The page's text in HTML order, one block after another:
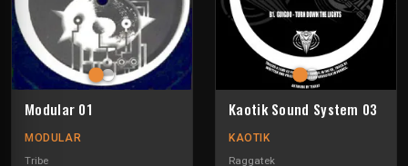
Modular 01
MODULAR
Tribe
Kaotik Sound System 03
KAOTIK
Raggatek